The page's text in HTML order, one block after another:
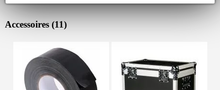
Accessoires (11)